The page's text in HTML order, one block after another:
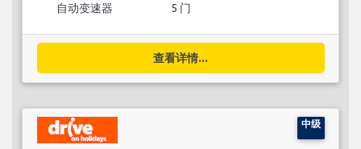
自动变速器 5 门
查看详情...
中级